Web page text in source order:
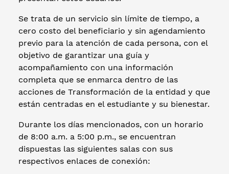
Se trata de un servicio sin límite de tiempo, a
cero costo del beneficiario y sin agendamiento
previo para la atención de cada persona, con el
objetivo de garantizar una guía y
acompañamiento con una información
completa que se enmarca dentro de las
acciones de Transformación de la entidad y que
están centradas en el estudiante y su bienestar.
Durante los días mencionados, con un horario
de 8:00 a.m. a 5:00 p.m., se encuentran
dispuestas las siguientes salas con sus
respectivos enlaces de conexión: